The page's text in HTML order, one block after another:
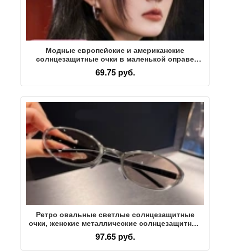
Модные европейские и американские
солнцезащитные очки в маленькой оправе
pilot, мужские и женские солнцезащитные очки
в стиле ins, трендовые ретро-солнцезащитные
очки для женщин
69.75 руб.
Ретро овальные светлые солнцезащитные
очки, женские металлические солнцезащитные
очки в гонконгском стиле, мужские простые
нишевые декоративные очки уличной моды
97.65 руб.